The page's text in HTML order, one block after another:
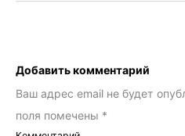
Добавить комментарий
Ваш адрес email не будет
поля помечены *